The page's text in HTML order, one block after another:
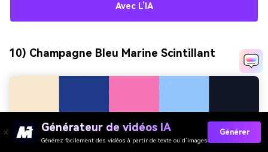
Avec L’IA
10) Champagne Bleu Marine Scintillant
Générateur de vidéos IA
Générez facilement des vidéos à partir de texte ou d’images
Générer